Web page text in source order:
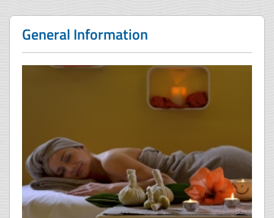
General Information